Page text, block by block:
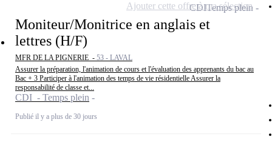
Moniteur/Monitrice en anglais et
lettres (H/F)
MFR DE LA PIGNERIE - 53 - LAVAL
Assurer la préparation, l'animation de cours et l'évaluation des apprenants du bac au
Bac + 3 Participer à l'animation des temps de vie résidentielle Assurer la
responsabilité de classe et...
CDI - Temps plein
Publié il y a plus de 30 jours
CDITemps plein
Ajouter cette offre à ma sélection